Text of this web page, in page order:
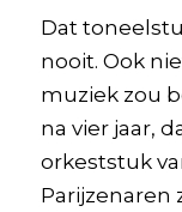
Dat
nooit. Ook
muziek zou
na vier jaar,
orkeststuk
Parijzenaren